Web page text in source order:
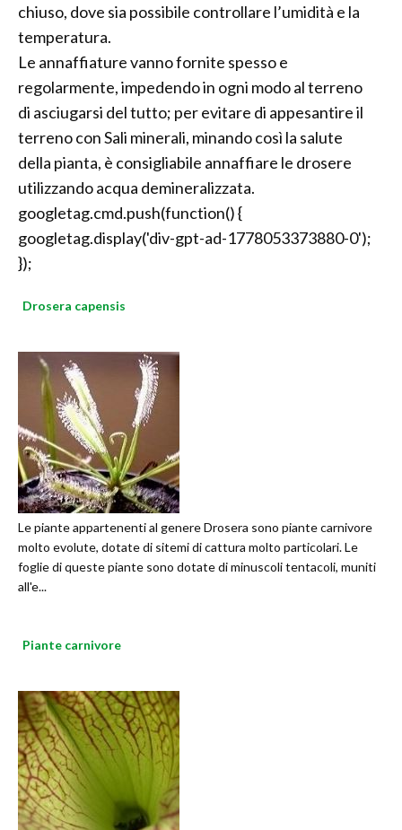
chiuso, dove sia possibile controllare l’umidità e la
temperatura.
Le annaffiature vanno fornite spesso e
regolarmente, impedendo in ogni modo al terreno
di asciugarsi del tutto; per evitare di appesantire il
terreno con Sali minerali, minando così la salute
della pianta, è consigliabile annaffiare le drosere
utilizzando acqua demineralizzata.
googletag.cmd.push(function() {
googletag.display('div-gpt-ad-1778053373880-0');
});
Drosera capensis
Le piante appartenenti al genere Drosera sono piante carnivore
molto evolute, dotate di sitemi di cattura molto particolari. Le
foglie di queste piante sono dotate di minuscoli tentacoli, muniti
all'e...
Piante carnivore